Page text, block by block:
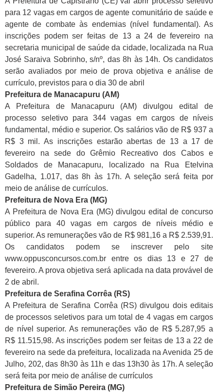
para 12 vagas em cargos de agente comunitário de saúde e
agente de combate às endemias (nível fundamental). As
inscrições podem ser feitas de 13 a 24 de fevereiro na
secretaria municipal de saúde da cidade, localizada na Rua
José Saraiva Sobrinho, s/nº, das 8h às 14h. Os candidatos
serão avaliados por meio de prova objetiva e análise de
currículo, previstos para o dia 30 de abril
Prefeitura de Manacapuru (AM)
A Prefeitura de Manacapuru (AM) divulgou edital de
processo seletivo para 344 vagas em cargos de níveis
fundamental, médio e superior. Os salários vão de R$ 937 a
R$ 3 mil. As inscrições estarão abertas de 13 a 17 de
fevereiro na sede do Grêmio Recreativo dos Cabos e
Soldados de Manacapuru, localizado na Rua Etelvina
Gadelha, 1.017, das 8h às 17h. A seleção será feita por
meio de análise de currículos.
Prefeitura de Nova Era (MG)
A Prefeitura de Nova Era (MG) divulgou edital de concurso
público para 40 vagas em cargos de níveis médio e
superior. As remunerações vão de R$ 981,16 a R$ 2.539,91.
Os candidatos podem se inscrever pelo site
www.oppusconcursos.com.br entre os dias 13 e 27 de
fevereiro. A prova objetiva será aplicada na data provável de
2 de abril.
Prefeitura de Serafina Corrêa (RS)
A Prefeitura de Serafina Corrêa (RS) divulgou dois editais
de processos seletivos para um total de 4 vagas em cargos
de nível superior. As remunerações vão de R$ 5.287,95 a
R$ 11.515,98. As inscrições podem ser feitas de 13 a 22 de
fevereiro na sede da prefeitura, localizada na Avenida 25 de
Julho, 202, das 8h30 às 11h e das 13h30 às 17h. A seleção
será feita por meio de análise de currículos
Prefeitura de Simão Pereira (MG)